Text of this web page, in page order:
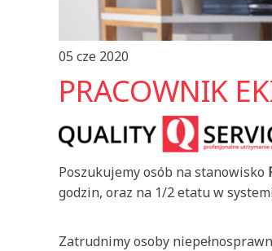
05 cze 2020
PRACOWNIK
Poszukujemy osób na stanowisko
godzin, oraz na 1/2 etatu w
Zatrudnimy osoby